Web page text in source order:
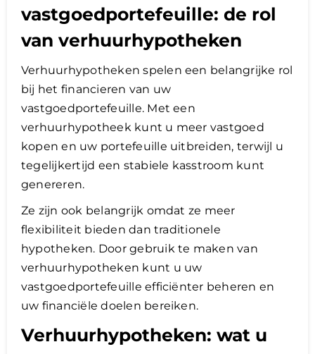
vastgoedportefeuille: de rol
van verhuurhypotheken
Verhuurhypotheken spelen een belangrijke rol
bij het financieren van uw
vastgoedportefeuille. Met een
verhuurhypotheek kunt u meer vastgoed
kopen en uw portefeuille uitbreiden, terwijl u
tegelijkertijd een stabiele kasstroom kunt
genereren.
Ze zijn ook belangrijk omdat ze meer
flexibiliteit bieden dan traditionele
hypotheken. Door gebruik te maken van
verhuurhypotheken kunt u uw
vastgoedportefeuille efficiënter beheren en
uw financiële doelen bereiken.
Verhuurhypotheken: wat u